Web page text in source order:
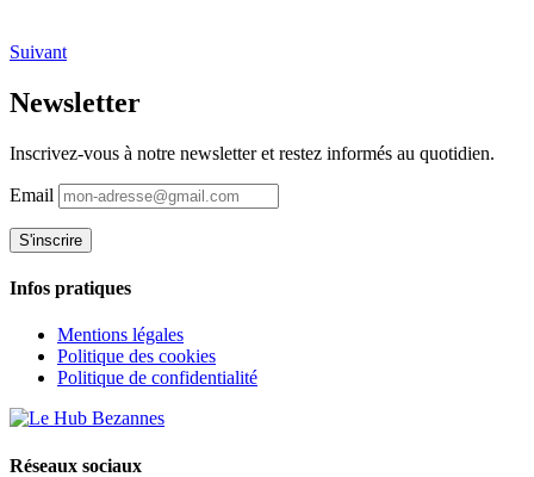
Suivant
Newsletter
Inscrivez-vous à notre newsletter et restez informés au quotidien.
Email
Infos pratiques
Mentions légales
Politique des cookies
Politique de confidentialité
Réseaux sociaux